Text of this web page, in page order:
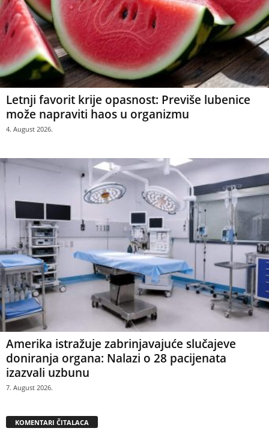
Letnji favorit krije opasnost: Previše lubenice
može napraviti haos u organizmu
4. August 2026.
Amerika istražuje zabrinjavajuće slučajeve
doniranja organa: Nalazi o 28 pacijenata
izazvali uzbunu
7. August 2026.
KOMENTARI ČITALACA